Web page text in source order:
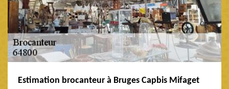
Estimation brocanteur à Bruges Capbis Mifaget